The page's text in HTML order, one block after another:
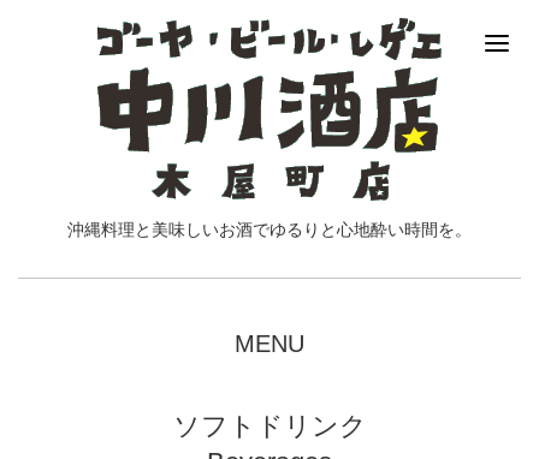
沖縄料理と美味しいお酒でゆるりと心地酔い時間を。
MENU
ソフトドリンク